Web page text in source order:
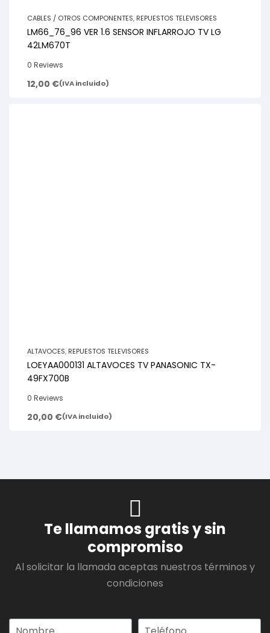
CABLES / OTROS COMPONENTES, REPUESTOS TELEVISORES
LM66_76_96 VER 1.6 SENSOR INFLARROJO TV LG
42LM670T
0 Reviews
12,00 €(IVA incluido)
ALTAVOCES, REPUESTOS TELEVISORES
LOEYAA000131 ALTAVOCES TV PANASONIC TX-
49FX700B
0 Reviews
20,00 €(IVA incluido)
Te llamamos gratis y sin
compromiso
Al solicitar la llamada aceptas nuestros términos y
condiciones